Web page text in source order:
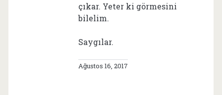
çıkar. Yeter ki görmesini
bilelim.
Saygılar.
Ağustos 16, 2017